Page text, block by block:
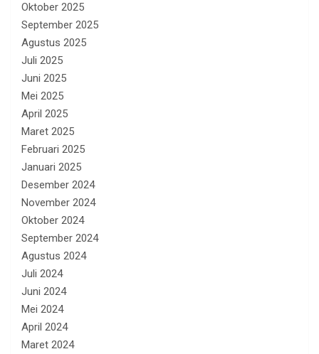
Oktober 2025
September 2025
Agustus 2025
Juli 2025
Juni 2025
Mei 2025
April 2025
Maret 2025
Februari 2025
Januari 2025
Desember 2024
November 2024
Oktober 2024
September 2024
Agustus 2024
Juli 2024
Juni 2024
Mei 2024
April 2024
Maret 2024